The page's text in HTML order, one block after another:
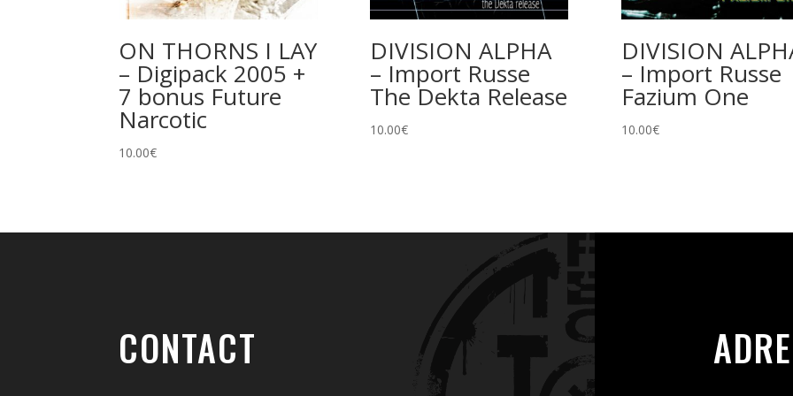
ON THORNS I LAY
– Digipack 2005 +
7 bonus Future
Narcotic
10.00€
DIVISION ALPHA
– Import Russe
The Dekta Release
10.00€
DIVISION
– Import Russe
Fazium One
10.00€
CONTACT